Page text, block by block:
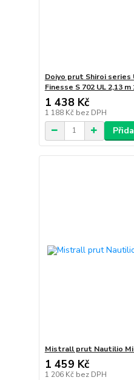
Doiyo prut Shiroi
Finesse S 702 UL 2,13 m
1 438 Kč
1 188 Kč bez DPH
Mistrall prut Nautilio
1 459 Kč
1 206 Kč bez DPH